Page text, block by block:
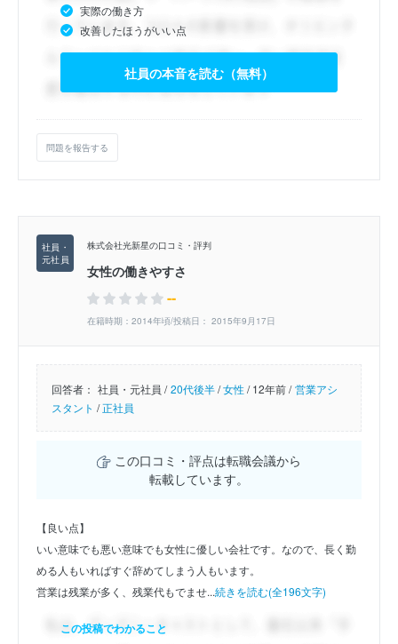
実際の働き方
改善したほうがいい点
社員の本音を読む（無料）
問題を報告する
株式会社光新星の口コミ・評判
女性の働きやすさ
--
在籍時期：2014年頃/投稿日： 2015年9月17日
回答者： 社員・元社員 / 20代後半/女性/12年前 / 営業アシ
スタント /正社員
この口コミ・評点は転職会議から
転載しています。
【良い点】
いい意味でも悪い意味でも女性に優しい会社です。なので、長く勤
める人もいればすぐ辞めてしまう人もいます。
営業は残業が多く、残業代もでませ...続きを読む(全196文字)
この投稿でわかること